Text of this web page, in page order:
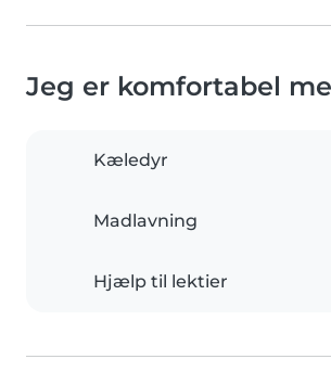
Jeg er komfortabel
Kæledyr
Madlavning
Hjælp til lektier